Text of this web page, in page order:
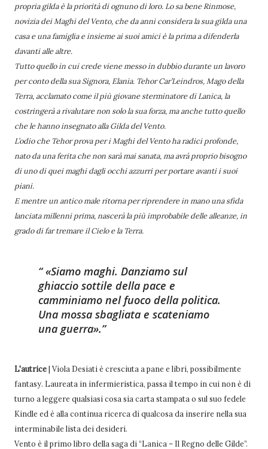
propria gilda è la priorità di ognuno di loro. Lo sa bene Rinmose,
novizia dei Maghi del Vento, che da anni considera la sua gilda una
casa e una famiglia e insieme ai suoi amici è la prima a difenderla
davanti alle altre.
Tutto quello in cui crede viene messo in dubbio durante un lavoro
per conto della sua Signora, Elania. Tehor Car’Leindros, Mago della
Terra, acclamato come il più giovane sterminatore di Lanica, la
costringerà a rivalutare non solo la sua forza, ma anche tutto quello
che le hanno insegnato alla Gilda del Vento.
L’odio che Tehor prova per i Maghi del Vento ha radici profonde,
nato da una ferita che non sarà mai sanata, ma avrà proprio bisogno
di uno di quei maghi dagli occhi azzurri per portare avanti i suoi
piani.
E mentre un antico male ritorna per riprendere in mano una sfida
lanciata millenni prima, nascerà la più improbabile delle alleanze, in
grado di far tremare il Cielo e la Terra.
«Siamo maghi. Danziamo sul
ghiaccio sottile della pace e
camminiamo nel fuoco della politica.
Una mossa sbagliata e scateniamo
una guerra».
L'autrice| Viola Desiati è cresciuta a pane e libri, possibilmente
fantasy. Laureata in infermieristica, passa il tempo in cui non è di
turno a leggere qualsiasi cosa sia carta stampata o sul suo fedele
Kindle ed è alla continua ricerca di qualcosa da inserire nella sua
interminabile lista dei desideri.
Vento è il primo libro della saga di “Lanica – Il Regno delle Gilde”.